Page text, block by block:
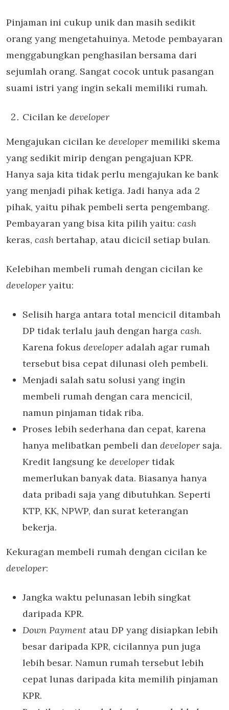
Pinjaman ini cukup unik dan masih sedikit
orang yang mengetahuinya. Metode pembayaran
menggabungkan penghasilan bersama dari
sejumlah orang. Sangat cocok untuk pasangan
suami istri yang ingin sekali memiliki rumah.
Cicilan ke developer
Mengajukan cicilan ke developer memiliki skema
yang sedikit mirip dengan pengajuan KPR.
Hanya saja kita tidak perlu mengajukan ke bank
yang menjadi pihak ketiga. Jadi hanya ada 2
pihak, yaitu pihak pembeli serta pengembang.
Pembayaran yang bisa kita pilih yaitu: cash
keras, cashbertahap, atau dicicil setiap bulan.
Kelebihan membeli rumah dengan cicilan ke
developer yaitu:
Selisih harga antara total mencicil ditambah
DP tidak terlalu jauh dengan harga cash.
Karena fokus developer adalah agar rumah
tersebut bisa cepat dilunasi oleh pembeli.
Menjadi salah satu solusi yang ingin
membeli rumah dengan cara mencicil,
namun pinjaman tidak riba.
Proses lebih sederhana dan cepat, karena
hanya melibatkan pembeli dan developer saja.
Kredit langsung ke developer tidak
memerlukan banyak data. Biasanya hanya
data pribadi saja yang dibutuhkan. Seperti
KTP, KK, NPWP, dan surat keterangan
bekerja.
Kekuragan membeli rumah dengan cicilan ke
developer:
Jangka waktu pelunasan lebih singkat
daripada KPR.
Down Payment atau DP yang disiapkan lebih
besar daripada KPR, cicilannya pun juga
lebih besar. Namun rumah tersebut lebih
cepat lunas daripada kita memilih pinjaman
KPR.